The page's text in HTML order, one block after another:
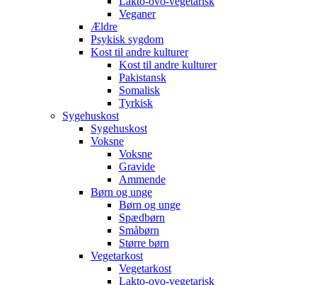
Veganer
Ældre
Psykisk sygdom
Kost til andre kulturer
Kost til andre kulturer
Pakistansk
Somalisk
Tyrkisk
Sygehuskost
Sygehuskost
Voksne
Voksne
Gravide
Ammende
Børn og unge
Børn og unge
Spædbørn
Småbørn
Større børn
Vegetarkost
Vegetarkost
Lakto-ovo-vegetarisk